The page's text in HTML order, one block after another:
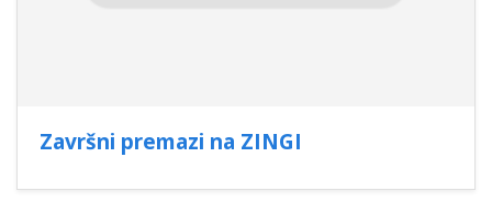
Završni premazi na ZINGI